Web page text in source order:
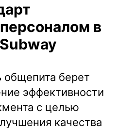
в
общепита берет
эффективности
с целью
качества